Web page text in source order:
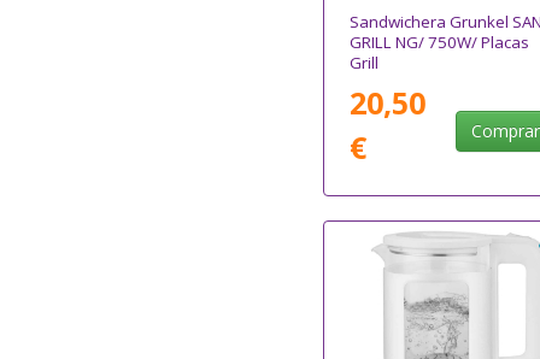
Sandwichera Grunkel
GRILL NG/ 750W/ Placas
Grill
20,50
€
Comprar